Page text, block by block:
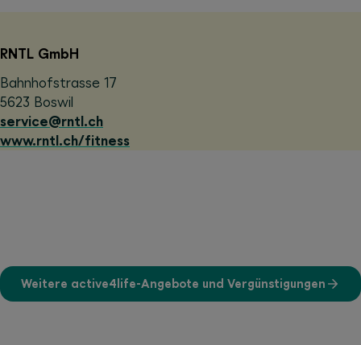
RNTL GmbH
Bahnhofstrasse 17
5623 Boswil
service@rntl.ch
www.rntl.ch/fitness
Weitere active4life-Angebote und Vergünstigungen